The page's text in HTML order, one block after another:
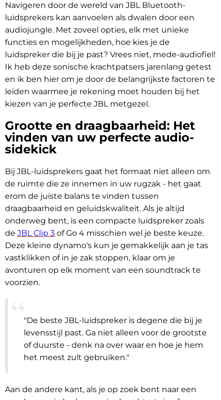
Navigeren door de wereld van JBL Bluetooth-
luidsprekers kan aanvoelen als dwalen door een
audiojungle. Met zoveel opties, elk met unieke
functies en mogelijkheden, hoe kies je de
luidspreker die bij je past? Vrees niet, mede-audiofiel!
Ik heb deze sonische krachtpatsers jarenlang getest
en ik ben hier om je door de belangrijkste factoren te
leiden waarmee je rekening moet houden bij het
kiezen van je perfecte JBL metgezel.
Grootte en draagbaarheid: Het
vinden van uw perfecte audio-
sidekick
Bij JBL-luidsprekers gaat het formaat niet alleen om
de ruimte die ze innemen in uw rugzak - het gaat
erom de juiste balans te vinden tussen
draagbaarheid en geluidskwaliteit. Als je altijd
onderweg bent, is een compacte luidspreker zoals
de JBL Clip 3 of Go 4 misschien wel je beste keuze.
Deze kleine dynamo's kun je gemakkelijk aan je tas
vastklikken of in je zak stoppen, klaar om je
avonturen op elk moment van een soundtrack te
voorzien.
"De beste JBL-luidspreker is degene die bij je
levensstijl past. Ga niet alleen voor de grootste
of duurste - denk na over waar en hoe je hem
het meest zult gebruiken."
Aan de andere kant, als je op zoek bent naar een